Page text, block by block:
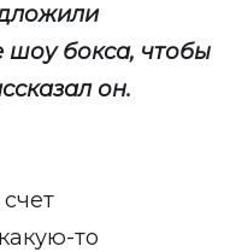
шоу бокса, чтобы
он.
то